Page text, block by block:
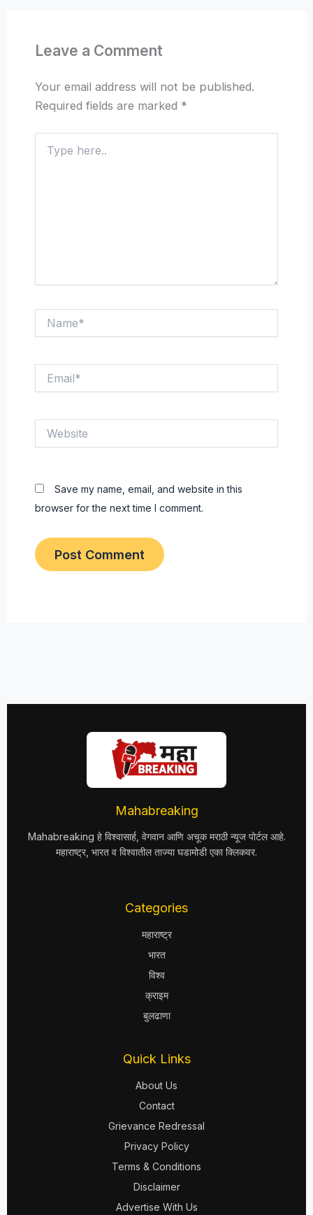
Leave a Comment
Your email address will not be published.
Required fields are marked *
here..
Save my name, email, and website in this
browser for the next time I comment.
Mahabreaking
Mahabreaking हे विश्वासार्ह, वेगवान आणि अचूक मराठी न्यूज पोर्टल आहे.
महाराष्ट्र, भारत व विश्वातील ताज्या घडामोडी एका क्लिकवर.
Categories
महाराष्ट्र
भारत
विश्व
क्राइम
बुलढाणा
Quick Links
About Us
Contact
Grievance Redressal
Privacy Policy
Terms & Conditions
Disclaimer
Advertise With Us